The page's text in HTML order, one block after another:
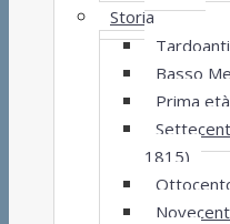
Storia
Basso
Prima
1815)